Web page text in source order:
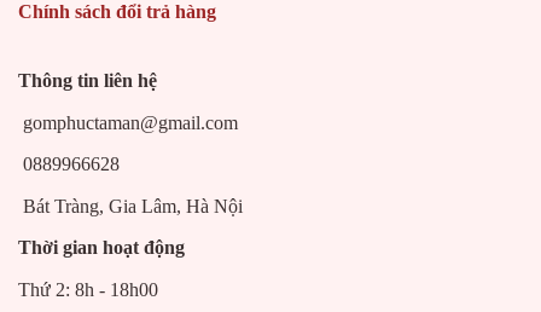
Chính sách đổi trả hàng
Thông tin liên hệ
gomphuctaman@gmail.com
0889966628
Bát Tràng, Gia Lâm, Hà Nội
Thời gian hoạt động
Thứ 2: 8h - 18h00